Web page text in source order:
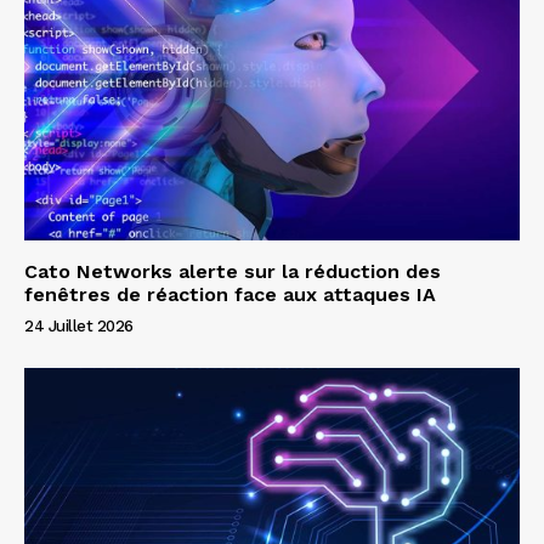
Cato Networks alerte sur la réduction des
fenêtres de réaction face aux attaques IA
24 Juillet 2026